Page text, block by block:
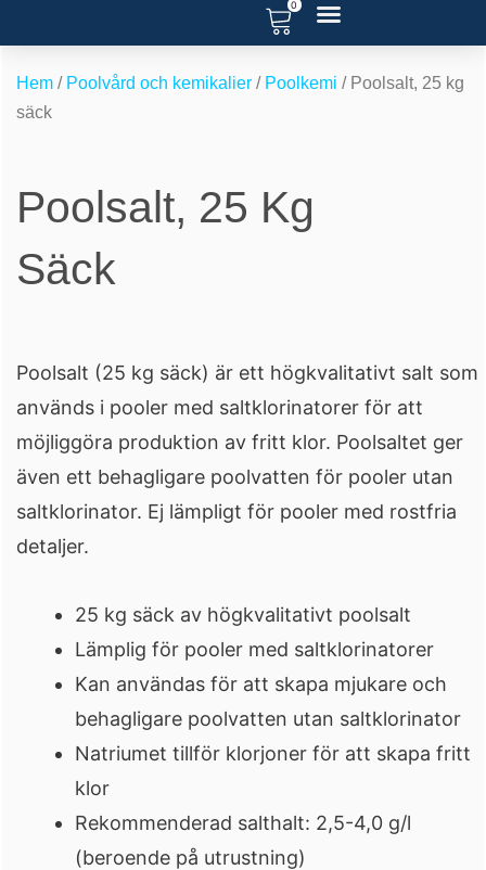
till
innehåll
0
Hem / Poolvård och kemikalier / Poolkemi / Poolsalt, 25 kg
säck
Poolsalt, 25 Kg
Säck
Poolsalt (25 kg säck) är ett högkvalitativt salt som
används i pooler med saltklorinatorer för att
möjliggöra produktion av fritt klor. Poolsaltet ger
även ett behagligare poolvatten för pooler utan
saltklorinator. Ej lämpligt för pooler med rostfria
detaljer.
25 kg säck av högkvalitativt poolsalt
Lämplig för pooler med saltklorinatorer
Kan användas för att skapa mjukare och
behagligare poolvatten utan saltklorinator
Natriumet tillför klorjoner för att skapa fritt
klor
Rekommenderad salthalt: 2,5-4,0 g/l
(beroende på utrustning)